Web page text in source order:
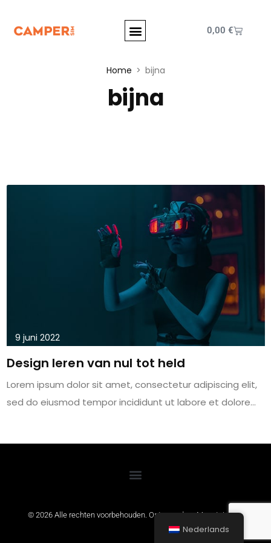
0,00 €
Home bijna
bijna
9 juni 2022
Design leren van nul tot held
Lorem ipsum dolor sit amet, consectetur adipiscing elit,
sed do eiusmod tempor incididunt ut labore et dolore...
© 2026 Alle rechten voorbehouden. Ontwerp doorMountainSEO
Nederlands